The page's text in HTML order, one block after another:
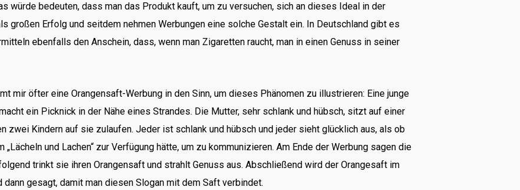
würde bedeuten, dass man das Produkt kauft, um zu versuchen, sich an dieses Ideal in der
großen Erfolg und seitdem nehmen Werbungen eine solche Gestalt ein. In Deutschland gibt es
ebenfalls den Anschein, dass, wenn man Zigaretten raucht, man in einen Genuss in seiner
mir öfter eine Orangensaft-Werbung in den Sinn, um dieses Phänomen zu illustrieren: Eine junge
ein Picknick in der Nähe eines Strandes. Die Mutter, sehr schlank und hübsch, sitzt auf einer
zwei Kindern auf sie zulaufen. Jeder ist schlank und hübsch und jeder sieht glücklich aus, als ob
und Lachen“ zur Verfügung hätte, um zu kommunizieren. Am Ende der Werbung sagen die
trinkt sie ihren Orangensaft und strahlt Genuss aus. Abschließend wird der Orangesaft im
gesagt, damit man diesen Slogan mit dem Saft verbindet.